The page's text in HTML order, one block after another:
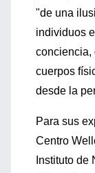
"de una
individuos
conciencia,
cuerpos
desde la
Para sus
Centro
Instituto de